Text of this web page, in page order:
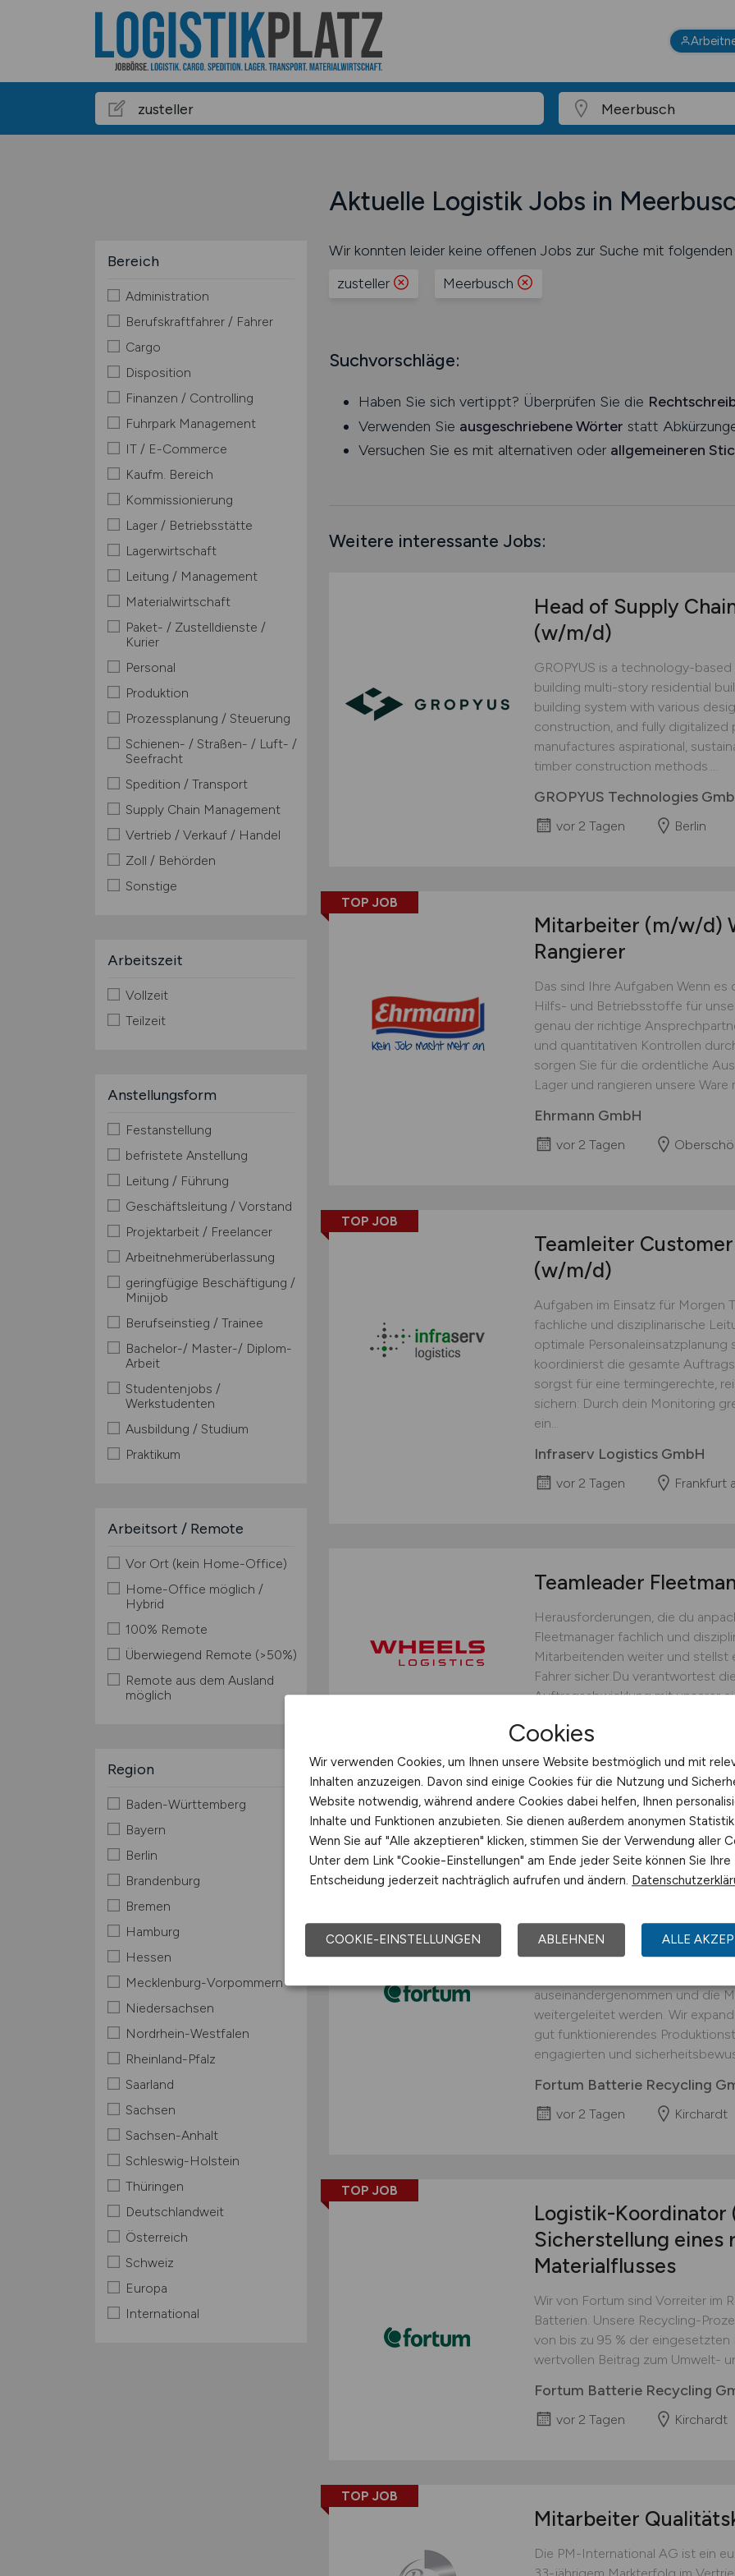
Aktuelle Logistik Jobs in
Bereich
Administration
Berufskraftfahrer / Fahrer
Cargo
Disposition
Finanzen / Controlling
Fuhrpark Management
IT / E-Commerce
Kaufm. Bereich
Kommissionierung
Lager / Betriebsstätte
Lagerwirtschaft
Leitung / Management
Materialwirtschaft
Paket- / Zustelldienste /
Kurier
Personal
Produktion
Prozessplanung / Steuerung
Schienen- / Straßen- / Luft- /
Seefracht
Spedition / Transport
Supply Chain Management
Vertrieb / Verkauf / Handel
Zoll / Behörden
Sonstige
Arbeitszeit
Vollzeit
Teilzeit
Anstellungsform
Festanstellung
befristete Anstellung
Leitung / Führung
Geschäftsleitung / Vorstand
Projektarbeit / Freelancer
Arbeitnehmerüberlassung
geringfügige Beschäftigung /
Minijob
Berufseinstieg / Trainee
Bachelor-/ Master-/ Diplom-
Arbeit
Studentenjobs /
Werkstudenten
Ausbildung / Studium
Praktikum
Arbeitsort / Remote
Vor Ort (kein Home-Office)
Home-Office möglich /
Hybrid
100% Remote
Überwiegend Remote (>50%)
Remote aus dem Ausland
möglich
Region
Baden-Württemberg
Bayern
Berlin
Brandenburg
Bremen
Hamburg
Hessen
Mecklenburg-Vorpommern
Niedersachsen
Nordrhein-Westfalen
Rheinland-Pfalz
Saarland
Sachsen
Sachsen-Anhalt
Schleswig-Holstein
Thüringen
Deutschlandweit
Österreich
Schweiz
Europa
International
Wir konnten leider keine offenen Jobs zur Suche mit
zusteller
Meerbusch
Suchvorschläge:
Haben Sie sich vertippt? Überprüfen Sie die
Verwenden Sie ausgeschriebene Wörter statt
Versuchen Sie es mit alternativen oder allgemeineren
Weitere interessante Jobs:
Head of Supply
(w/m/d)
GROPYUS is a technology-
building multi-story residential
building system with various
construction, and fully digitalized
manufactures aspirational,
timber construction methods....
GROPYUS Technologies
vor 2 Tagen Berlin
TOP JOB
Mitarbeiter (m/w/d)
Rangierer
Das sind Ihre Aufgaben Wenn
Hilfs- und Betriebsstoffe für
genau der richtige
und quantitativen Kontrollen
sorgen Sie für die ordentliche
Lager und rangieren unsere Ware
Ehrmann GmbH
vor 2 Tagen
TOP JOB
Teamleiter
(w/m/d)
Aufgaben im Einsatz für Morgen
fachliche und disziplinarische
optimale Personaleinsatzplanung
koordinierst die gesamte
sorgst für eine termingerechte,
sichern: Durch dein Monitoring
ein...
Infraserv Logistics GmbH
vor 2 Tagen Frankfurt
Teamleader
Herausforderungen, die du
Fleetmanager fachlich und
Mitarbeitenden weiter und stellst
Fahrer sicher.Du verantwortest
Auftragsabwicklung mit unserer
bedarfsgerechten Fahrereinsatz
operative Steuerung.Du...
WHEELS Logistics GmbH &
vor 2 Tagen Münster
TOP JOB
(w/m/d)
interessanter
An unserem Standort in
Prozessschritt durchgeführt, in
auseinandergenommen und die
weitergeleitet werden. Wir
gut funktionierendes
engagierten und
Fortum Batterie Recycling
vor 2 Tagen Kirchardt
TOP JOB
Logistik-Koordinator
Sicherstellung eines
Materialflusses
Wir von Fortum sind Vorreiter im
Batterien. Unsere Recycling-
von bis zu 95 % der eingesetzten
wertvollen Beitrag zum Umwelt-
Fortum Batterie Recycling
vor 2 Tagen Kirchardt
TOP JOB
Mitarbeiter
Die PM-International AG ist ein
Cookies
Wir verwenden Cookies, um Ihnen unsere Website bestmöglich und mit
Inhalten anzuzeigen. Davon sind einige Cookies für die Nutzung und
Website notwendig, während andere Cookies dabei helfen, Ihnen
Inhalte und Funktionen anzubieten. Sie dienen außerdem anonymen
Wenn Sie auf "Alle akzeptieren" klicken, stimmen Sie der Verwendung aller
Unter dem Link "Cookie-Einstellungen" am Ende jeder Seite können Sie Ihre
Entscheidung jederzeit nachträglich aufrufen und ändern.
COOKIE-EINSTELLUNGEN ABLEHNEN ALLE